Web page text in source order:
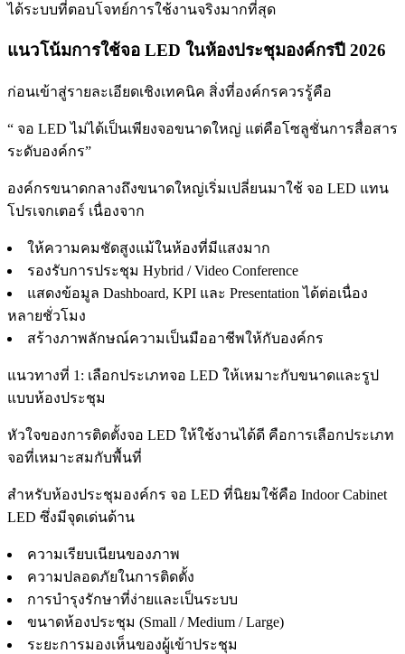
ได้ระบบที่ตอบโจทย์การใช้งานจริงมากที่สุด
แนวโน้มการใช้จอ LED ในห้องประชุมองค์กรปี 2026
ก่อนเข้าสู่รายละเอียดเชิงเทคนิค สิ่งที่องค์กรควรรู้คือ
“ จอ LED ไม่ได้เป็นเพียงจอขนาดใหญ่ แต่คือโซลูชั่นการสื่อสาร
ระดับองค์กร”
องค์กรขนาดกลางถึงขนาดใหญ่เริ่มเปลี่ยนมาใช้ จอ LED แทน
โปรเจกเตอร์ เนื่องจาก
ให้ความคมชัดสูงแม้ในห้องที่มีแสงมาก
รองรับการประชุม Hybrid / Video Conference
แสดงข้อมูล Dashboard, KPI และ Presentation ได้ต่อเนื่อง
หลายชั่วโมง
สร้างภาพลักษณ์ความเป็นมืออาชีพให้กับองค์กร
แนวทางที่ 1: เลือกประเภทจอ LED ให้เหมาะกับขนาดและรูป
แบบห้องประชุม
หัวใจของการติดตั้งจอ LED ให้ใช้งานได้ดี คือการเลือกประเภท
จอที่เหมาะสมกับพื้นที่
สำหรับห้องประชุมองค์กร จอ LED ที่นิยมใช้คือ Indoor Cabinet
LED ซึ่งมีจุดเด่นด้าน
ความเรียบเนียนของภาพ
ความปลอดภัยในการติดตั้ง
การบำรุงรักษาที่ง่ายและเป็นระบบ
ขนาดห้องประชุม (Small / Medium / Large)
ระยะการมองเห็นของผู้เข้าประชุม